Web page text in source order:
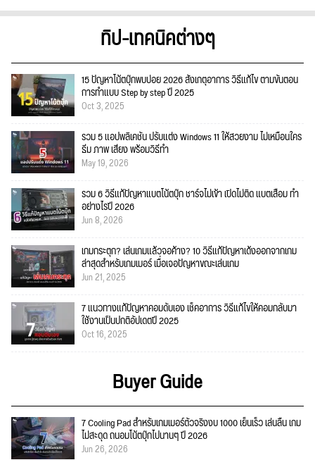
ทิป-เทคนิคต่างๆ
15 ปัญหาโน้ตบุ๊กพบบ่อย 2026 สังเกตุอาการ วิธีแก้ไข ตามขั้นตอน
การทำแบบ Step by step ปี 2025
Oct 3, 2025
รวม 5 แอปพลิเคชัน ปรับแต่ง Windows 11 ให้สวยงาม ไม่เหมือนใคร
ธีม ภาพ เสียง พร้อมวิธีทำ
May 19, 2026
รวม 6 วิธีแก้ปัญหาแบตโน้ตบุ๊ก ชาร์จไม่เข้า เปิดไม่ติด แบตเสื่อม ทำ
อย่างไรปี 2026
Jun 8, 2026
เกมกระตุก? เล่นเกมแล้วจอค้าง? 10 วิธีแก้ปัญหาเด้งออกจากเกม
ล่าสุดสำหรับเกมเมอร์ เมื่อเจอปัญหาขณะเล่นเกม
Jun 21, 2025
7 แนวทางแก้ปัญหาคอมดับเอง เช็คอาการ วิธีแก้ไขให้คอมกลับมา
ใช้งานเป็นปกติอัปเดตปี 2025
Oct 16, 2025
Buyer Guide
7 Cooling Pad สำหรับเกมเมอร์ตัวจริงงบ 1000 เย็นเร็ว เล่นลื่น เกม
ไม่สะดุด ถนอมโน้ตบุ๊กไปนานๆ ปี 2026
Jun 26, 2026